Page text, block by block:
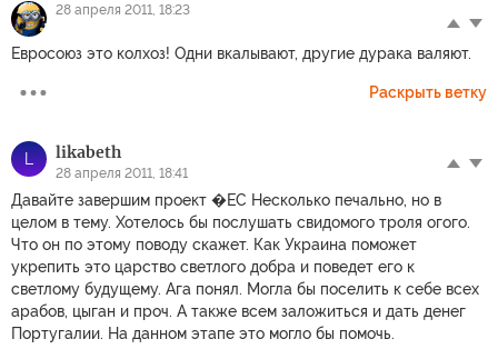
28 апреля 2011, 18:23
Евросоюз это колхоз! Одни вкалывают, другие дурака валяют.
Раскрыть ветку
L likabeth
28 апреля 2011, 18:41
Давайте завершим проект �ЕС Несколько печально, но в
целом в тему. Хотелось бы послушать свидомого троля огого.
Что он по этому поводу скажет. Как Украина поможет
укрепить это царство светлого добра и поведет его к
светлому будущему. Ага понял. Могла бы поселить к себе всех
арабов, цыган и проч. А также всем заложиться и дать денег
Португалии. На данном этапе это могло бы помочь.